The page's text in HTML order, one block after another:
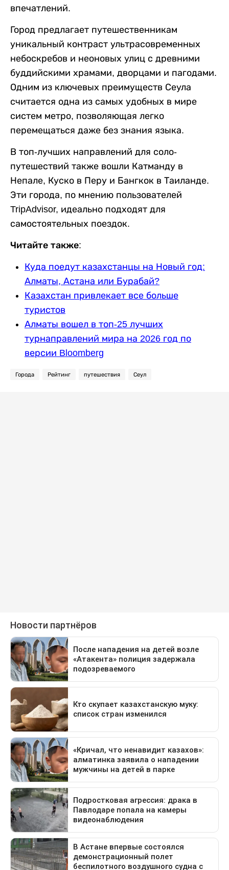
впечатлений.
Город предлагает путешественникам
уникальный контраст ультрасовременных
небоскребов и неоновых улиц с древними
буддийскими храмами, дворцами и пагодами.
Одним из ключевых преимуществ Сеула
считается одна из самых удобных в мире
систем метро, позволяющая легко
перемещаться даже без знания языка.
В топ-лучших направлений для соло-
путешествий также вошли Катманду в
Непале, Куско в Перу и Бангкок в Таиланде.
Эти города, по мнению пользователей
TripAdvisor, идеально подходят для
самостоятельных поездок.
Читайте также:
Куда поедут казахстанцы на Новый год:
Алматы, Астана или Бурабай?
Казахстан привлекает все больше
туристов
Алматы вошел в топ-25 лучших
турнаправлений мира на 2026 год по
версии Bloomberg
Города Рейтинг путешествия Сеул